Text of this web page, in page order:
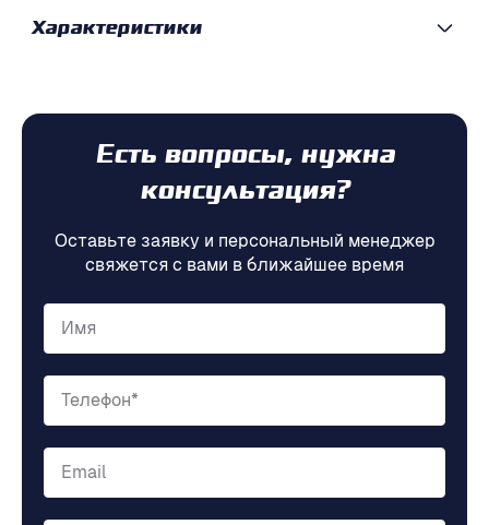
Характеристики
Есть вопросы, нужна
консультация?
Оставьте заявку и персональный менеджер
свяжется с вами в ближайшее время
Имя
Телефон*
Email